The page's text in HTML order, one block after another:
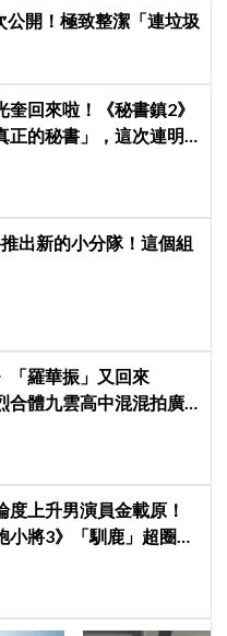
公開！極致整潔「連垃圾
奎回來啦！《秘書鎮2》
正的秘書」，這次連明
出新的小分隊！這個組
「羅華振」又回來
合體九雲高中混混拍廣
度上升男演員金載原！
小將3》「馴鹿」超圈